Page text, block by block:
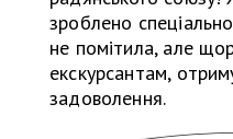
зроблено
не помітила, але
екскурсантам,
задоволення.